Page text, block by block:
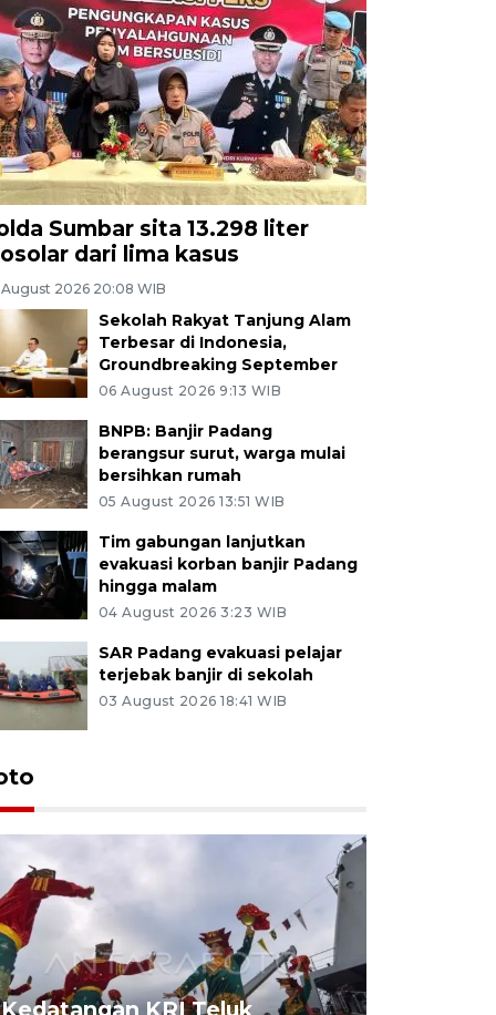
Sumbar sita 13.298 liter
dari lima kasus
2026 20:08 WIB
Sekolah Rakyat Tanjung Alam
Terbesar di Indonesia,
Groundbreaking September
06 August 2026 9:13 WIB
BNPB: Banjir Padang
berangsur surut, warga mulai
bersihkan rumah
05 August 2026 13:51 WIB
Tim gabungan lanjutkan
evakuasi korban banjir Padang
hingga malam
04 August 2026 3:23 WIB
SAR Padang evakuasi pelajar
terjebak banjir di sekolah
03 August 2026 18:41 WIB